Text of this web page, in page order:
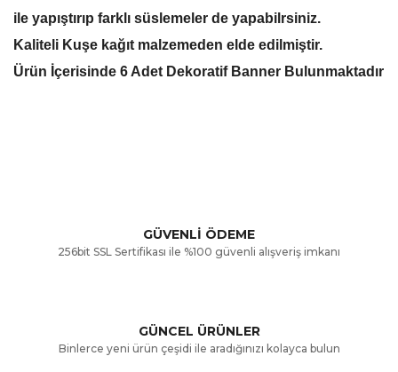
ile yapıştırıp farklı süslemeler de yapabilrsiniz.
Kaliteli Kuşe kağıt malzemeden elde edilmiştir.
Ürün İçerisinde 6 Adet Dekoratif Banner Bulunmaktadır
Ürün resmi kalitesiz, bozuk veya görüntülenemiyor.
Ürün bilgilerinde hatalar bulunuyor.
GÜVENLİ ÖDEME
256bit SSL Sertifikası ile %100 güvenli alışveriş imkanı
GÜNCEL ÜRÜNLER
Binlerce yeni ürün çeşidi ile aradığınızı kolayca bulun